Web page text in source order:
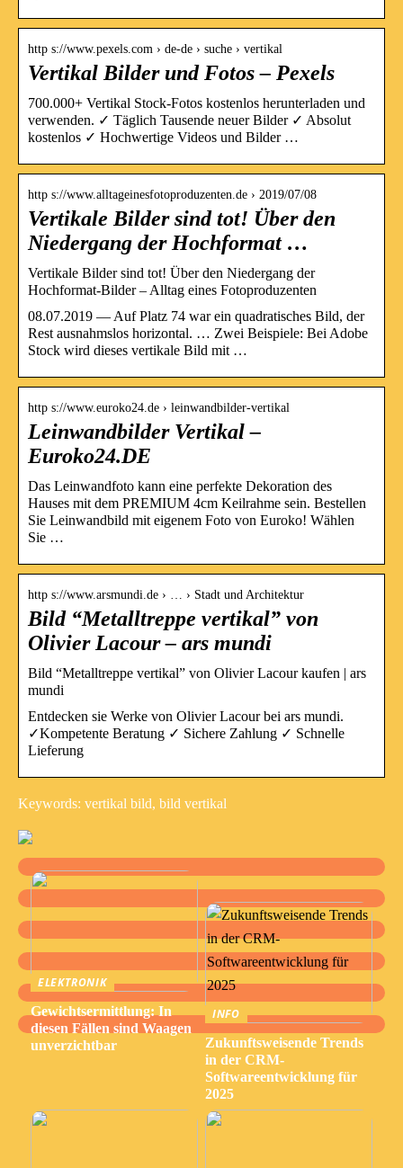
http s://www.pexels.com › de-de › suche › vertikal
Vertikal Bilder und Fotos – Pexels
700.000+ Vertikal Stock-Fotos kostenlos herunterladen und
verwenden. ✓ Täglich Tausende neuer Bilder ✓ Absolut
kostenlos ✓ Hochwertige Videos und Bilder …
http s://www.alltageinesfotoproduzenten.de › 2019/07/08
Vertikale Bilder sind tot! Über den
Niedergang der Hochformat …
Vertikale Bilder sind tot! Über den Niedergang der
Hochformat-Bilder – Alltag eines Fotoproduzenten
08.07.2019 — Auf Platz 74 war ein quadratisches Bild, der
Rest ausnahmslos horizontal. … Zwei Beispiele: Bei Adobe
Stock wird dieses vertikale Bild mit …
http s://www.euroko24.de › leinwandbilder-vertikal
Leinwandbilder Vertikal –
Euroko24.DE
Das Leinwandfoto kann eine perfekte Dekoration des
Hauses mit dem PREMIUM 4cm Keilrahme sein. Bestellen
Sie Leinwandbild mit eigenem Foto von Euroko! Wählen
Sie …
http s://www.arsmundi.de › … › Stadt und Architektur
Bild “Metalltreppe vertikal” von
Olivier Lacour – ars mundi
Bild “Metalltreppe vertikal” von Olivier Lacour kaufen | ars
mundi
Entdecken sie Werke von Olivier Lacour bei ars mundi.
✓Kompetente Beratung ✓ Sichere Zahlung ✓ Schnelle
Lieferung
Keywords: vertikal bild, bild vertikal
ELEKTRONIK
Gewichtsermittlung: In
diesen Fällen sind Waagen
unverzichtbar
INFO
Zukunftsweisende Trends
in der CRM-
Softwareentwicklung für
2025